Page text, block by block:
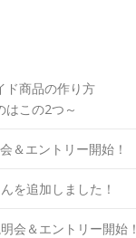
ド商品の作り方
はこの2つ～
＆エントリー開始！
を追加しました！
会＆エントリー開始！